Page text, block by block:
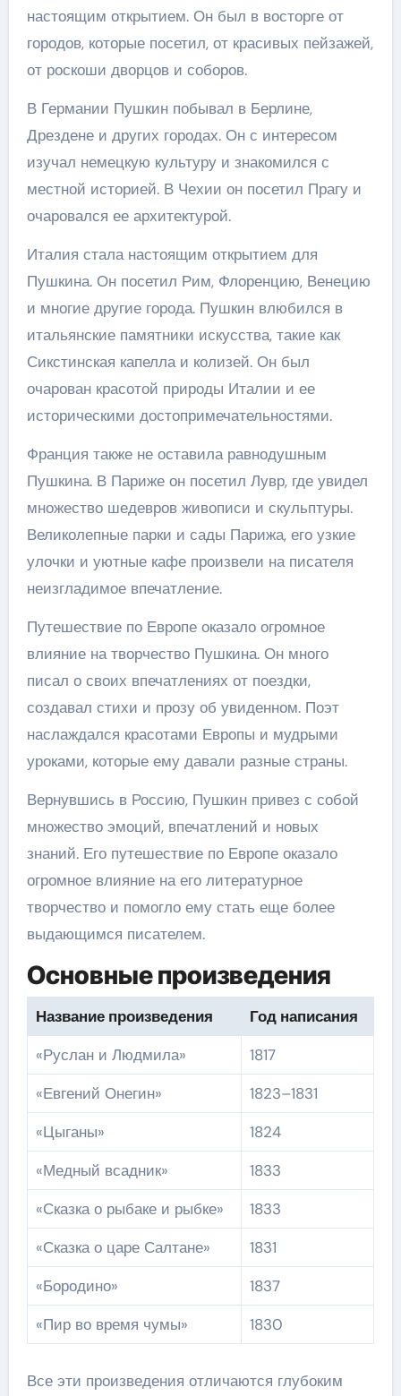
настоящим открытием. Он был в восторге от
городов, которые посетил, от красивых пейзажей,
от роскоши дворцов и соборов.
В Германии Пушкин побывал в Берлине,
Дрездене и других городах. Он с интересом
изучал немецкую культуру и знакомился с
местной историей. В Чехии он посетил Прагу и
очаровался ее архитектурой.
Италия стала настоящим открытием для
Пушкина. Он посетил Рим, Флоренцию, Венецию
и многие другие города. Пушкин влюбился в
итальянские памятники искусства, такие как
Сикстинская капелла и колизей. Он был
очарован красотой природы Италии и ее
историческими достопримечательностями.
Франция также не оставила равнодушным
Пушкина. В Париже он посетил Лувр, где увидел
множество шедевров живописи и скульптуры.
Великолепные парки и сады Парижа, его узкие
улочки и уютные кафе произвели на писателя
неизгладимое впечатление.
Путешествие по Европе оказало огромное
влияние на творчество Пушкина. Он много
писал о своих впечатлениях от поездки,
создавал стихи и прозу об увиденном. Поэт
наслаждался красотами Европы и мудрыми
уроками, которые ему давали разные страны.
Вернувшись в Россию, Пушкин привез с собой
множество эмоций, впечатлений и новых
знаний. Его путешествие по Европе оказало
огромное влияние на его литературное
творчество и помогло ему стать еще более
выдающимся писателем.
Основные произведения
Название произведения
Год написания
«Руслан и Людмила»
1817
«Евгений Онегин»
1823–1831
«Цыганы»
1824
«Медный всадник»
1833
«Сказка о рыбаке и рыбке»
1833
«Сказка о царе Салтане»
1831
«Бородино»
1837
«Пир во время чумы»
1830
Все эти произведения отличаются глубоким